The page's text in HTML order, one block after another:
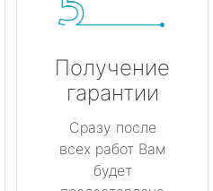
Получение
гарантии
Сразу после
всех работ Вам
будет